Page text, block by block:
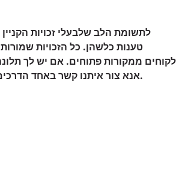
לתשומת הלב שלבעלי זכויות
טענות כלשהן. כל הזכויות
לקוחים ממקורות פתוחים. אם יש לך
אנא צור איתנו קשר באחד הדרכים הרשומים לעיל.